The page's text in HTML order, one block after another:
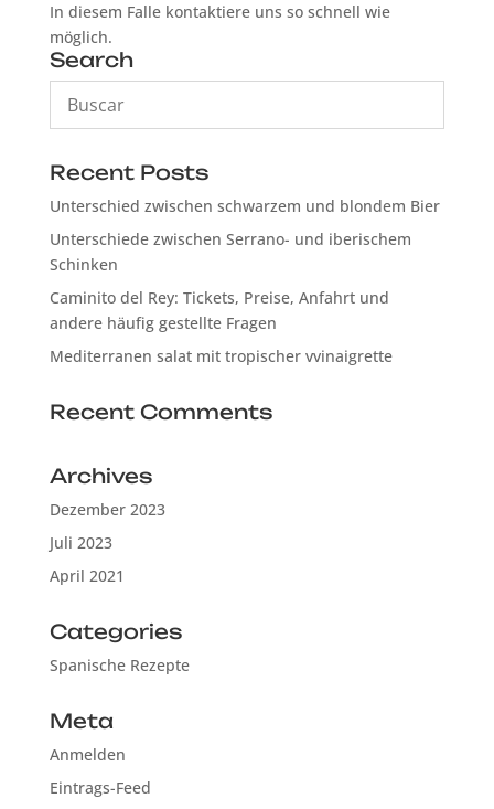
In diesem Falle kontaktiere uns so schnell wie
möglich.
Search
Recent Posts
Unterschied zwischen schwarzem und blondem Bier
Unterschiede zwischen Serrano- und iberischem
Schinken
Caminito del Rey: Tickets, Preise, Anfahrt und
andere häufig gestellte Fragen
Mediterranen salat mit tropischer vvinaigrette
Recent Comments
Archives
Dezember 2023
Juli 2023
April 2021
Categories
Spanische Rezepte
Meta
Anmelden
Eintrags-Feed